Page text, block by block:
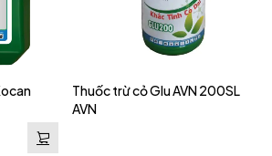
Thuốc trừ cỏ Glu AVN 200SL
AVN